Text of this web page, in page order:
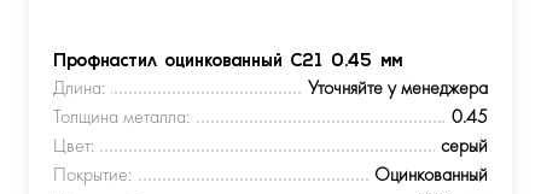
Профнастил оцинкованный С21 0.45 мм
Длина:
Уточняйте у менеджера
Толщина металла:
0.45
Цвет:
серый
Покрытие:
Оцинкованный